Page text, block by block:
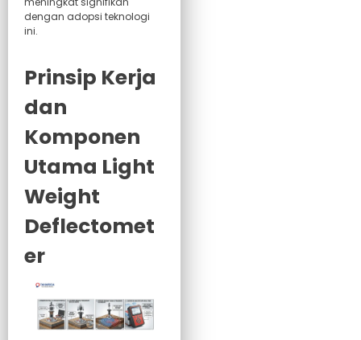
dengan adopsi teknologi
ini.
Prinsip Kerja
dan
Komponen
Utama Light
Weight
Deflectomet
er